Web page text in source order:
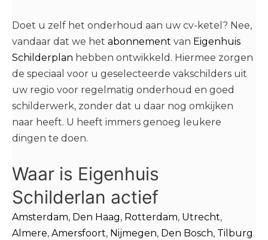
Doet u zelf het onderhoud aan uw cv-ketel? Nee,
vandaar dat we het abonnement van Eigenhuis
Schilderplan hebben ontwikkeld. Hiermee zorgen
de speciaal voor u geselecteerde vakschilders uit
uw regio voor regelmatig onderhoud en goed
schilderwerk, zonder dat u daar nog omkijken
naar heeft. U heeft immers genoeg leukere
dingen te doen.
Waar is Eigenhuis
Schilderlan actief
Amsterdam, Den Haag, Rotterdam, Utrecht,
Almere, Amersfoort, Nijmegen, Den Bosch, Tilburg